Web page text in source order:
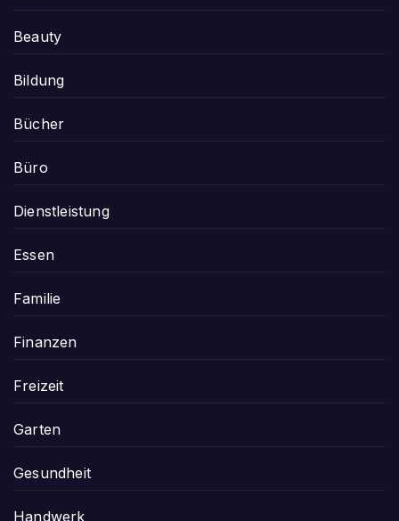
Beauty
Bildung
Bücher
Büro
Dienstleistung
Essen
Familie
Finanzen
Freizeit
Garten
Gesundheit
Handwerk